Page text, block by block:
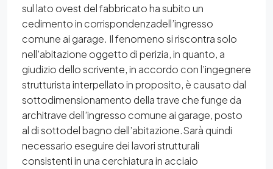
sul lato ovest del fabbricato ha subito un
cedimento in corrispondenzadell’ingresso
comune ai garage. Il fenomeno si riscontra solo
nell’abitazione oggetto di perizia, in quanto, a
giudizio dello scrivente, in accordo con l’ingegnere
strutturista interpellato in proposito, è causato dal
sottodimensionamento della trave che funge da
architrave dell’ingresso comune ai garage, posto
al di sottodel bagno dell’abitazione.Sarà quindi
necessario eseguire dei lavori strutturali
consistenti in una cerchiatura in acciaio